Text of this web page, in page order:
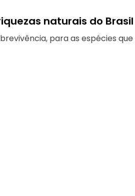
naturais do Brasil
para as espécies